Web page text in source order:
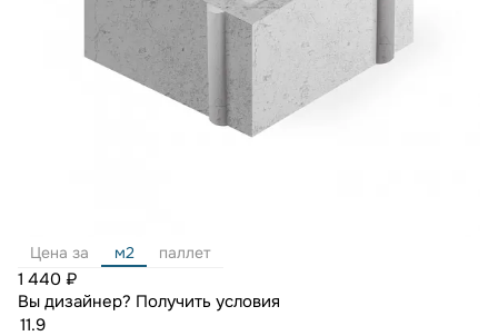
Цена за м2 паллет
1 440 ₽
Вы дизайнер? Получить условия